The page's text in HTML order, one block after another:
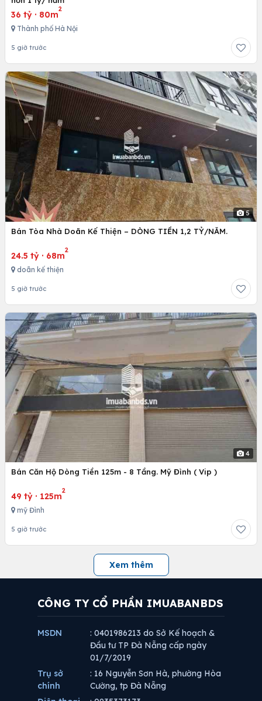
36 tỷ · 80m
2
Thành phố Hà Nội
5 giờ trước
5
Bán Tòa Nhà Doãn Kế Thiện – DÒNG TIỀN 1,2 TỶ/NĂM.
24.5 tỷ · 68m
2
doãn kế thiện
5 giờ trước
4
Bán Căn Hộ Dòng Tiền 125m - 8 Tầng. Mỹ Đình ( Vip )
49 tỷ · 125m
2
mỹ Đình
5 giờ trước
Xem thêm
CÔNG TY CỔ PHẦN IMUABANBDS
MSDN
: 0401986213 do Sở Kế hoạch &
Đầu tư TP Đà Nẵng cấp ngày
01/7/2019
Trụ sở
chính
: 16 Nguyễn Sơn Hà, phường Hòa
Cường, tp Đà Nẵng